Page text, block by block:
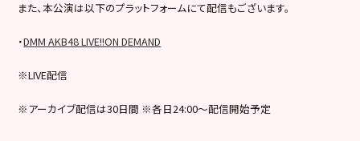
また、本公演は以下のプラットフォームにて配信もございます。
・DMM AKB48 LIVE!!ON DEMAND
※LIVE配信
※アーカイブ配信は30日間 ※各日24:00～配信開始予定